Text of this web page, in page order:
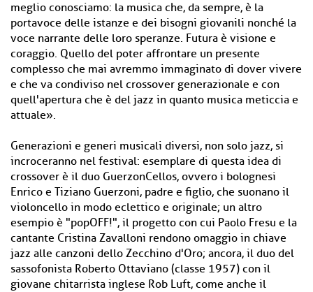
meglio conosciamo: la musica che, da sempre, è la
portavoce delle istanze e dei bisogni giovanili nonché la
voce narrante delle loro speranze. Futura è visione e
coraggio. Quello del poter affrontare un presente
complesso che mai avremmo immaginato di dover vivere
e che va condiviso nel crossover generazionale e con
quell'apertura che è del jazz in quanto musica meticcia e
attuale».
Generazioni e generi musicali diversi, non solo jazz, si
incroceranno nel festival: esemplare di questa idea di
crossover è il duo GuerzonCellos, ovvero i bolognesi
Enrico e Tiziano Guerzoni, padre e figlio, che suonano il
violoncello in modo eclettico e originale; un altro
esempio è "popOFF!", il progetto con cui Paolo Fresu e la
cantante Cristina Zavalloni rendono omaggio in chiave
jazz alle canzoni dello Zecchino d'Oro; ancora, il duo del
sassofonista Roberto Ottaviano (classe 1957) con il
giovane chitarrista inglese Rob Luft, come anche il